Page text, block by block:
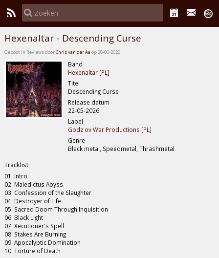
Hexenaltar - Descending Curse
Gepost in Reviews doorChris van der Aa op 28-06-2026
Band
Hexenaltar [PL]
Titel
Descending Curse
Release datum
22-05-2026
Label
Godz ov War Productions [PL]
Genre
Black metal, Speedmetal, Thrashmetal
Tracklist
01. Intro
02. Maledictus Abyss
03. Confession of the Slaughter
04. Destroyer of Life
05. Sacred Doom Through Inquisition
06. Black Light
07. Xecutioner's Spell
08. Stakes Are Burning
09. Apocalyptic Domination
10. Torture of Death